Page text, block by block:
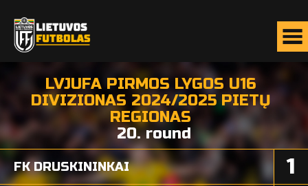
LVJUFA PIRMOS LYGOS U16
DIVIZIONAS 2024/2025 PIETŲ
REGIONAS
20. round
1
FK DRUSKININKAI